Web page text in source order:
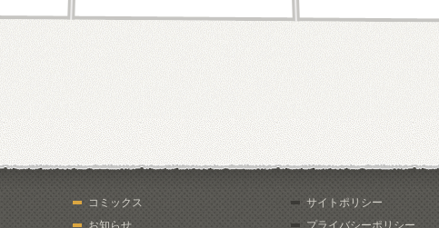
コミックス
お知らせ
サイトポリシー
プライバシーポリシー